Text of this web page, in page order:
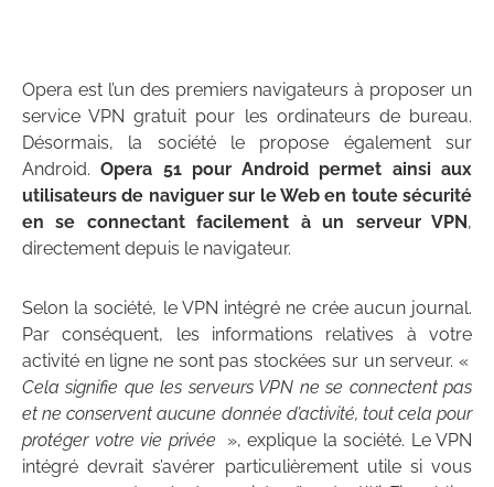
Opera est l’un des premiers navigateurs à proposer un
service VPN gratuit pour les ordinateurs de bureau.
Désormais, la société le propose également sur
Android.Opera 51 pour Android permet ainsi aux
utilisateurs de naviguer sur le Web en toute sécurité
en se connectant facilement à un serveur VPN ,
directement depuis le navigateur.
Selon la société, le VPN intégré ne crée aucun journal.
Par conséquent, les informations relatives à votre
activité en ligne ne sont pas stockées sur un serveur. «
Cela signifie que les serveurs VPN ne se connectent pas
et ne conservent aucune donnée d’activité, tout cela pour
protéger votre vie privée », explique la société. Le VPN
intégré devrait s’avérer particulièrement utile si vous